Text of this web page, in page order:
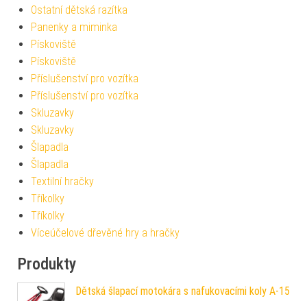
Ostatní dětská razítka
Panenky a miminka
Pískoviště
Pískoviště
Příslušenství pro vozítka
Příslušenství pro vozítka
Skluzavky
Skluzavky
Šlapadla
Šlapadla
Textilní hračky
Tříkolky
Tříkolky
Víceúčelové dřevěné hry a hračky
Produkty
Dětská šlapací motokára s nafukovacími koly A-15